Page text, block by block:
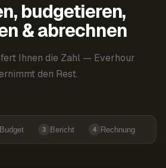
budgetieren,
& abrechnen
Ihnen die Zahl — Everhour
den Rest.
Budget 3 Bericht 4 Rechnung